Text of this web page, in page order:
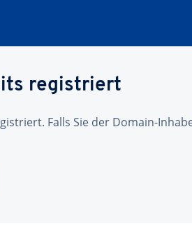
registriert
Falls Sie der Domain-